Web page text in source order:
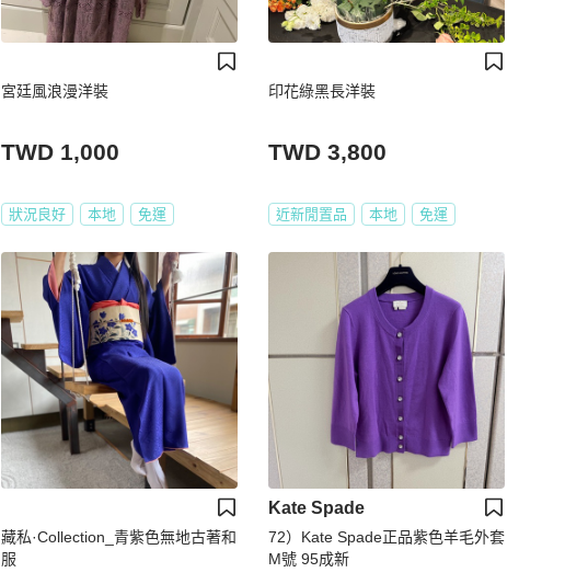
宮廷風浪漫洋裝
TWD 1,000
狀況良好 本地 免運
印花綠黑長洋裝
TWD 3,800
近新閒置品 本地 免運
藏私·Collection_青紫色無地古著和
服
Kate Spade
72）Kate Spade正品紫色羊毛外套
M號 95成新